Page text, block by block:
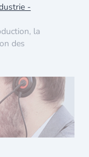
-
la
des